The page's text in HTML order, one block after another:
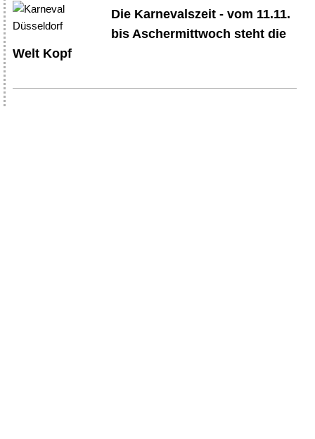
Die Karnevalszeit - vom 11.11.
bis Aschermittwoch steht die
Welt Kopf